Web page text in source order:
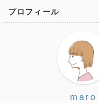
プロフィール
maro